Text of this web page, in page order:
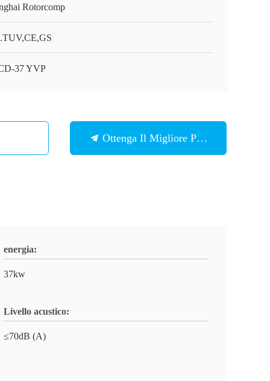
Rotorcomp
37 YVP
Ottenga Il Migliore Prezzo
energia:
37kw
Livello acustico:
≤70dB (A)